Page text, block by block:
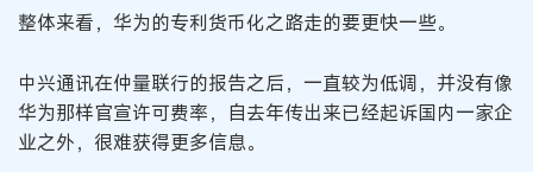
整体来看，华为的专利货币化之路走的要更快一些。
中兴通讯在仲量联行的报告之后，一直较为低调，并没有像
华为那样官宣许可费率，自去年传出来已经起诉国内一家企
业之外，很难获得更多信息。